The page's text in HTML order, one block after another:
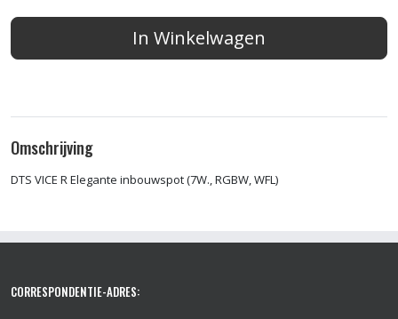
In Winkelwagen
Omschrijving
DTS VICE R Elegante inbouwspot (7W., RGBW, WFL)
CORRESPONDENTIE-ADRES: